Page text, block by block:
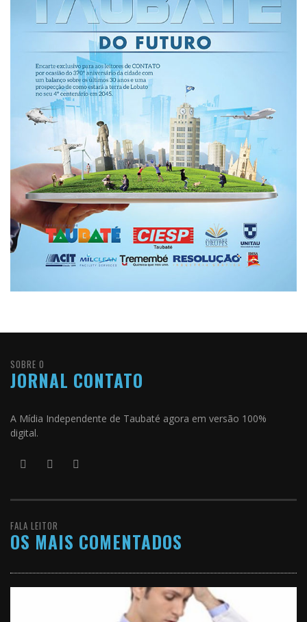
SOBRE O
JORNAL CONTATO
A Mídia Independente de Taubaté agora em versão 100%
digital.
FALA LEITOR
OS MAIS COMENTADOS